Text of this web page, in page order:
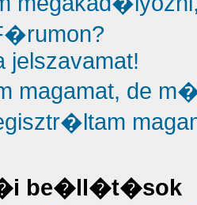
jelszavamat!
magamat, de
be�ll�t�sok